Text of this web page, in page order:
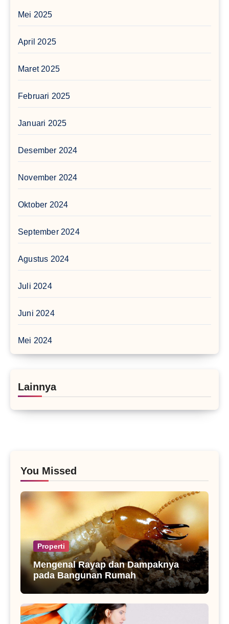
Mei 2025
April 2025
Maret 2025
Februari 2025
Januari 2025
Desember 2024
November 2024
Oktober 2024
September 2024
Agustus 2024
Juli 2024
Juni 2024
Mei 2024
Lainnya
You Missed
Properti
Mengenal Rayap dan Dampaknya
pada Bangunan Rumah